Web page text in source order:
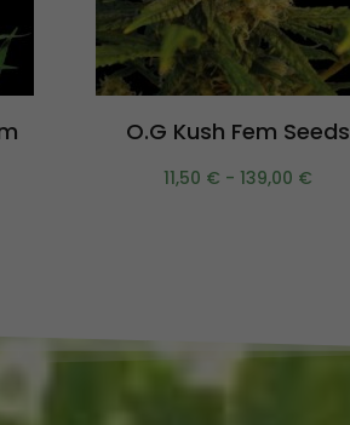
Scegli
O.G Kush Fem Seeds
11,50 € - 139,00 €